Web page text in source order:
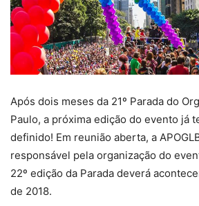
Após dois meses da 21º Parada do
Paulo, a próxima edição do evento já
definido! Em reunião aberta, a
responsável pela organização do
22º edição da Parada deverá
de 2018.